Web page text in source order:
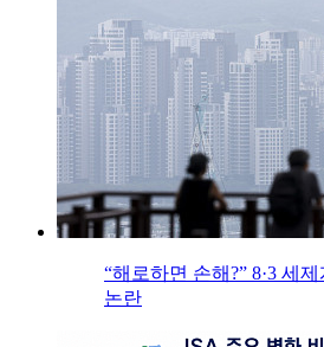
“해로하면 손해?” 8·3 세
논란